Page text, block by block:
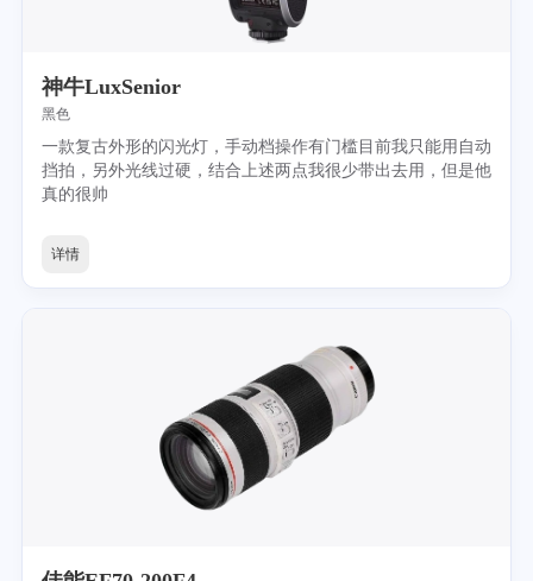
神牛LuxSenior
黑色
一款复古外形的闪光灯，手动档操作有门槛目前我只能用自动
挡拍，另外光线过硬，结合上述两点我很少带出去用，但是他
真的很帅
详情